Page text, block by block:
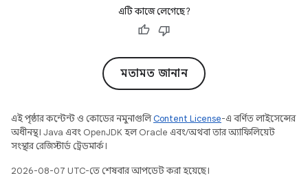
এটি কাজে লেগেছে?
মতামত জানান
এই পৃষ্ঠার কন্টেন্ট ও কোডের নমুনাগুলিContent License-এ বর্ণিত লাইসেন্সের
অধীনস্থ। Java এবং OpenJDK হল Oracle এবং/অথবা তার অ্যাফিলিয়েট
সংস্থার রেজিস্টার্ড ট্রেডমার্ক।
2026-08-07 UTC-তে শেষবার আপডেট করা হয়েছে।